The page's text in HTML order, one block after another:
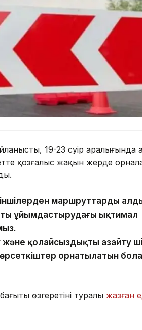
19-23 сәуір
қозғалыс жақын жерде
маршруттарды
ұйымдастырудағы ықтимал
және қолайсыздықты азайту
орнатылатын
өзгеретіні туралы жазған